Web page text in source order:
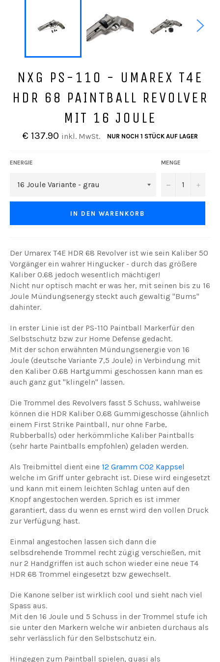
NXG PS-110 - UMAREX T4E
HDR 68 PAINTBALL REVOLVER
MIT 16 JOULE
Normaler
€ 137.90 inkl. MwSt. NUR NOCH 1 STÜCK AUF LAGER
ENERGIE MENGE
− +
IN DEN WARENKORB
Der Umarex T4E HDR 68 Revolver ist wie sein Kaliber 50
Vorgänger ein wahrer Hingucker - durch das größere
Kaliber 0.68 jedoch wesentlich mächtiger!
Nicht nur optisch macht er was her, mit seinen bis zu 16
Joule Mündungsenergy steckt auch gewaltig "Bums"
dahinter.
In erster Linie ist der PS-110 Paintball Markerfür den
Selbstschutz bzw zur Home Defense gedacht.
Mit der schon erwähnten Mündungsenergie von 16
Joule (deutsche Variante 7,5 Joule) in Verbindung mit
den Kaliber 0.68 Hartgummi geschossen kann man es
auch ganz gut "klingeln" lassen.
Die Trommel des Revolvers fasst 5 Schuss, wahlweise
können die HDR Kaliber 0.68 Gummigeschosse (ähnlich
einem First Strike Paintball, nur ohne Farbe,
Rubberballs) oder herkömmliche Kaliber Paintballs
(sehr harte Paintballs empfohlen) geladen werden.
Als Treibmittel dient eine 12 Gramm CO2 Kappsel
welche im Griff unter gebracht ist. Diese wird eingesetzt
und kann mit einem leichten Schlag unten auf den
Knopf angestochen werden. Sprich es ist immer
garantiert, dass du wenn es ernst wird den vollen Druck
zur Verfügung hast.
Einmal angestochen lassen sich dann die
selbsdrehende Trommel recht zügig verschießen, mit
nur 2 Handgriffen ist auch schon wieder eine neue T4
HDR 68 Trommel eingesetzt bzw gewechselt.
Die Kanone selber ist wirklich cool und sieht nach viel
Spass aus.
Mit den 16 Joule und 5 Schuss in der Trommel stufe ich
sie unter den Markern welche wir anbieten durchaus als
sehr verlässlich für den Selbstschutz ein.
Hingegen zum Paintball spielen, quasi als